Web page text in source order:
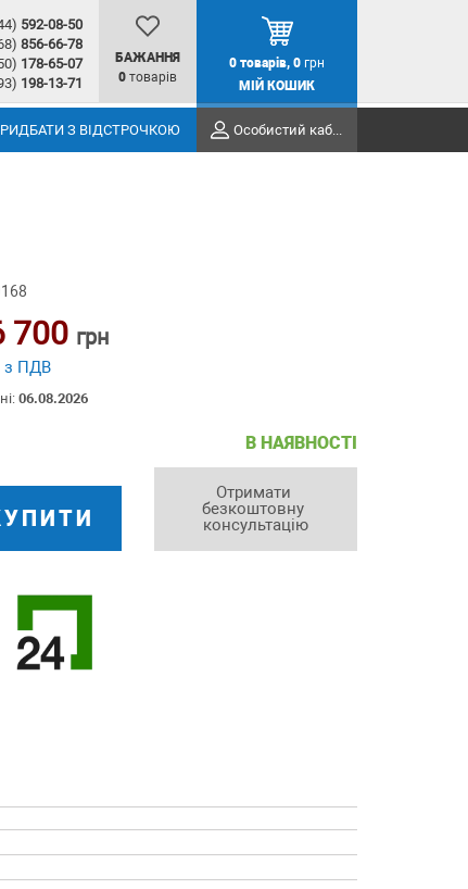
592-08-50
856-66-78
178-65-07
198-13-71
БАЖАННЯ
0 товарів
0 товарів, 0 грн
МІЙ КОШИК
З ВІДСТРОЧКОЮ Особистий кабінет
700 грн
з ПДВ
06.08.2026
В НАЯВНОСТІ
Отримати
безкоштовну
консультацію